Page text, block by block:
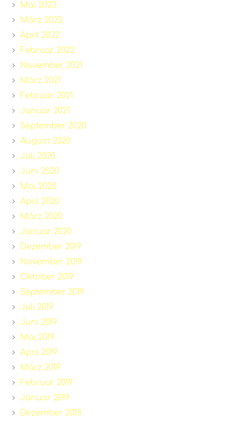
Mai 2023
März 2023
April 2022
Februar 2022
November 2021
März 2021
Februar 2021
Januar 2021
September 2020
August 2020
Juli 2020
Juni 2020
Mai 2020
April 2020
März 2020
Januar 2020
Dezember 2019
November 2019
Oktober 2019
September 2019
Juli 2019
Juni 2019
Mai 2019
April 2019
März 2019
Februar 2019
Januar 2019
Dezember 2018